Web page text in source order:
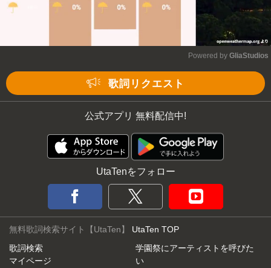
Powered by GliaStudios
歌詞リクエスト
公式アプリ 無料配信中!
UtaTenをフォロー
無料歌詞検索サイト【UtaTen】 UtaTen TOP
歌詞検索
マイページ
学園祭にアーティストを呼びた
い